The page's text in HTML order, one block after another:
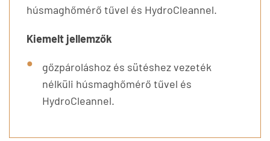
húsmaghőmérő tűvel és HydroCleannel.
Kiemelt jellemzők
gőzpároláshoz és sütéshez vezeték
nélküli húsmaghőmérő tűvel és
HydroCleannel.